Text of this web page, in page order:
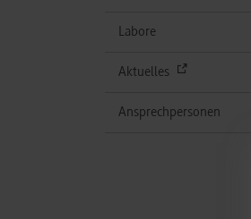
Labore
Aktuelles
Ansprechpersonen